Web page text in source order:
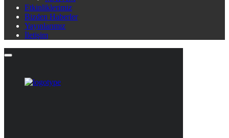
Etkinliklerimiz
Bizden Haberler
Yayınlarımız
İletişim